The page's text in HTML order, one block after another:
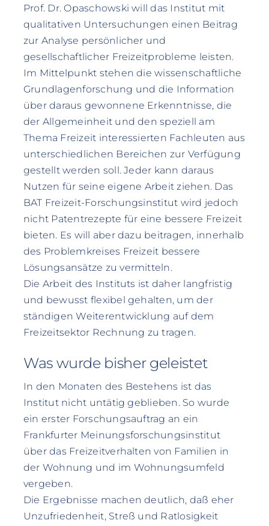
Prof. Dr. Opaschowski will das Institut mit
qualitativen Untersuchungen einen Beitrag
zur Analyse persönlicher und
gesellschaftlicher Freizeitprobleme leisten.
Im Mittelpunkt stehen die wissenschaftliche
Grundlagenforschung und die Information
über daraus gewonnene Erkenntnisse, die
der Allgemeinheit und den speziell am
Thema Freizeit interessierten Fachleuten aus
unterschiedlichen Bereichen zur Verfügung
gestellt werden soll. Jeder kann daraus
Nutzen für seine eigene Arbeit ziehen. Das
BAT Freizeit-Forschungsinstitut wird jedoch
nicht Patentrezepte für eine bessere Freizeit
bieten. Es will aber dazu beitragen, innerhalb
des Problemkreises Freizeit bessere
Lösungsansätze zu vermitteln.
Die Arbeit des Instituts ist daher langfristig
und bewusst flexibel gehalten, um der
ständigen Weiterentwicklung auf dem
Freizeitsektor Rechnung zu tragen.
Was wurde bisher geleistet
In den Monaten des Bestehens ist das
Institut nicht untätig geblieben. So wurde
ein erster Forschungsauftrag an ein
Frankfurter Meinungsforschungsinstitut
über das Freizeitverhalten von Familien in
der Wohnung und im Wohnungsumfeld
vergeben.
Die Ergebnisse machen deutlich, daß eher
Unzufriedenheit, Streß und Ratlosigkeit